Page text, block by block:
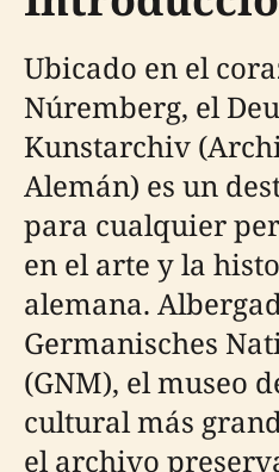
Ubicado en el
Núremberg, el
Kunstarchiv
Alemán) es un
para cualquier
en el arte y la
alemana.
Germanisches
(GNM), el museo
cultural más
el archivo